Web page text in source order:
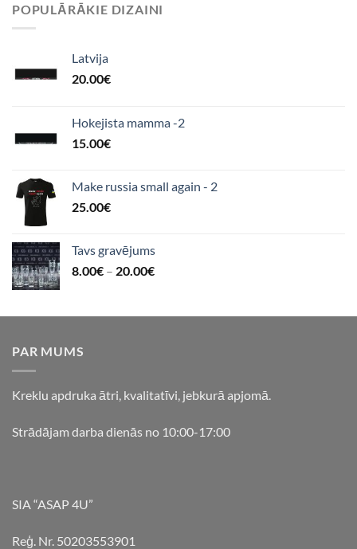
POPULĀRĀKIE DIZAINI
Latvija
20.00€
Hokejista mamma -2
15.00€
Make russia small again - 2
25.00€
Tavs gravējums
8.00€ – 20.00€
PAR MUMS
Kreklu apdruka ātri, kvalitatīvi, jebkurā apjomā.
Strādājam darba dienās no 10:00-17:00
SIA “ASAP 4U”
Reģ. Nr. 50203553901